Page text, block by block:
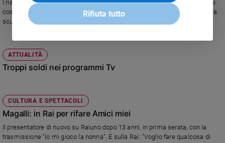
I risultati dei quiz: il nostro sistema scolastico funziona bene al Nord, così
così al Centro e maluccio al Sud. Tante proteste. Ma una valutazione della
scuola è ormai indispensabile.
ATTUALITÀ
Troppi soldi nei programmi Tv
CULTURA E SPETTACOLI
Magalli: in Rai per rifare Amici miei
Il presentatore di nuovo su Raiuno dopo 13 anni, in prima serata, con la
trasmissione "Io mi gioco la nonna". E sulla Rai: "Voglio fare qualcosa di
Rifiuta tutto